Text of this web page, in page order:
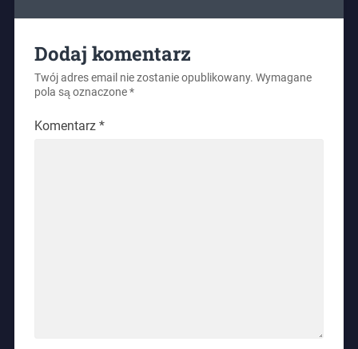
Dodaj komentarz
Twój adres email nie zostanie opublikowany. Wymagane
pola są oznaczone*
Komentarz *